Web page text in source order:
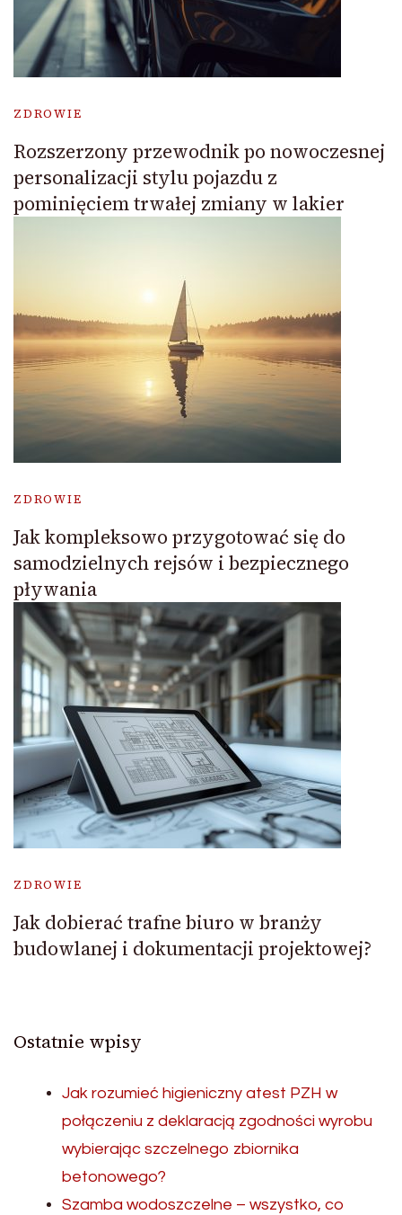
ZDROWIE
Rozszerzony przewodnik po nowoczesnej
personalizacji stylu pojazdu z
pominięciem trwałej zmiany w lakier
ZDROWIE
Jak kompleksowo przygotować się do
samodzielnych rejsów i bezpiecznego
pływania
ZDROWIE
Jak dobierać trafne biuro w branży
budowlanej i dokumentacji projektowej?
Ostatnie wpisy
Jak rozumieć higieniczny atest PZH w
połączeniu z deklaracją zgodności wyrobu
wybierając szczelnego zbiornika
betonowego?
Szamba wodoszczelne – wszystko, co